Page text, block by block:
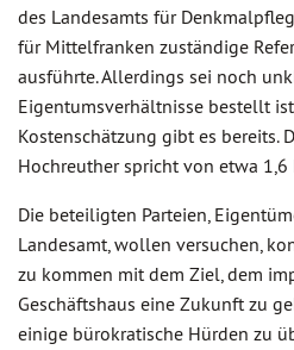
des Landesamts für
für Mittelfranken zuständige
ausführte. Allerdings sei noch
Eigentumsverhältnisse bestellt
Kostenschätzung gibt es bereits.
Hochreuther spricht von etwa 1,6
Die beteiligten Parteien,
Landesamt, wollen versuchen,
zu kommen mit dem Ziel, dem
Geschäftshaus eine Zukunft zu
einige bürokratische Hürden zu